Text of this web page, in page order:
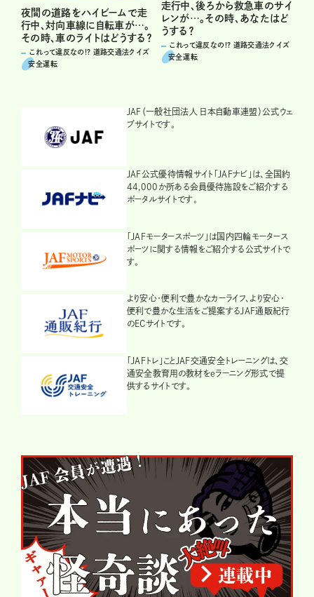
夜間の道路をハイビームで走
行中、対向車線に自転車が…。
その時、車のライトはどうする？
これって違反なの!? 道路交通法クイズ
安全運転
走行中、後ろから救急車のサイ
レンが…。その時、あなたはど
うする？
これって違反なの!? 道路交通法クイズ
安全運転
JAF（一般社団法人 日本自動車連盟）公式ウェ
ブサイトです。
JAF公式優待情報サイト「JAFナビ」は、全国約
44,000か所ある会員優待施設をご紹介する
ポータルサイトです。
「JAFモータースポーツ」は国内四輪モータース
ポーツに関する情報をご紹介する公式サイトで
す。
より安心・便利で豊かなカーライフ、より安心・
便利で豊かな生活をご提案するJAF通販紀行
のECサイトです。
「JAFトレ」ことJAF交通安全トレーニングは、交
通安全教育用の教材をeラーニング形式で提
供するサイトです。